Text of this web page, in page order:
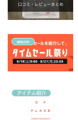
amazon
アイテム紹介